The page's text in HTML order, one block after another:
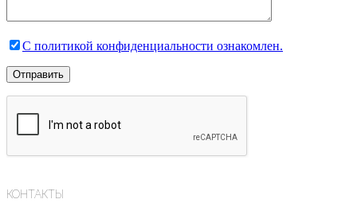
С политикой конфиденциальности ознакомлен.
КОНТАКТЫ